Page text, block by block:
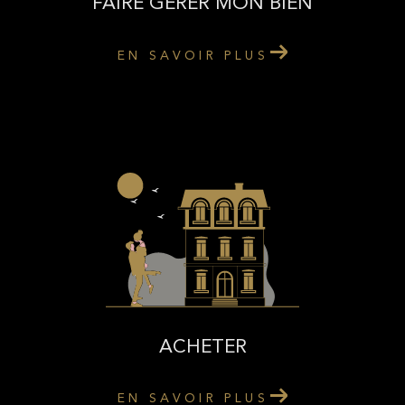
EN SAVOIR PLUS
ACHETER
EN SAVOIR PLUS